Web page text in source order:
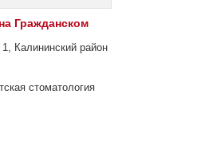
Гражданском
Калининский район
стоматология